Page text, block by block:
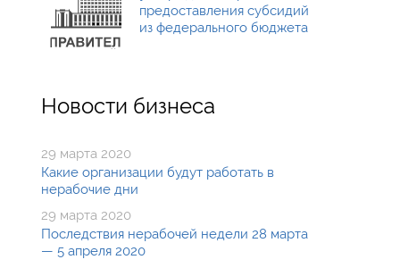
предоставления субсидий
из федерального бюджета
Новости бизнеса
29 марта 2020
Какие организации будут работать в
нерабочие дни
29 марта 2020
Последствия нерабочей недели 28 марта
— 5 апреля 2020